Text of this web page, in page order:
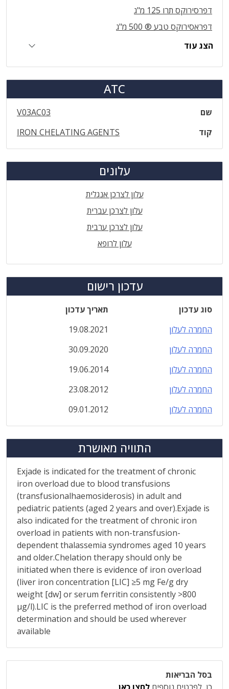
דפרסירוקס תרו 125 מ"ג
דפראסירוקס טבע ® 500 מ"ג
הצג עוד
ATC
שם
V03AC03
קוד
IRON CHELATING AGENTS
עלונים
עלון לצרכן אנגלית
עלון לצרכן עברית
עלון לצרכן ערבית
עלון לרופא
עדכון רישום
סוג עדכון
תאריך עדכון
החמרה לעלון
19.08.2021
החמרה לעלון
30.09.2020
החמרה לעלון
19.06.2014
החמרה לעלון
23.08.2012
החמרה לעלון
09.01.2012
התוויה מאושרת
Exjade is indicated for the treatment of chronic
iron overload due to blood transfusions
(transfusionalhaemosiderosis) in adult and
pediatric patients (aged 2 years and over).Exjade is
also indicated for the treatment of chronic iron
overload in patients with non-transfusion-
dependent thalassemia syndromes aged 10 years
and older.Chelation therapy should only be
initiated when there is evidence of iron overload
(liver iron concentration [LIC] ≥5 mg Fe/g dry
weight [dw] or serum ferritin consistently >800
μg/l).LIC is the preferred method of iron overload
determination and should be used wherever
available
בסל הבריאות